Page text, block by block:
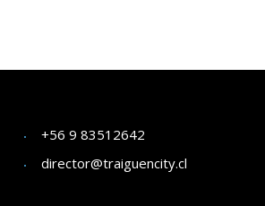
+56 9 83512642
director@traiguencity.cl